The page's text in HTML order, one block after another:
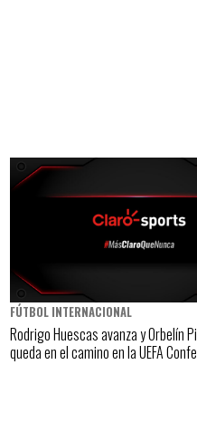
FÚTBOL INTERNACIONAL
Rodrigo Huescas avanza y Orbelín
queda en el camino en la UEFA